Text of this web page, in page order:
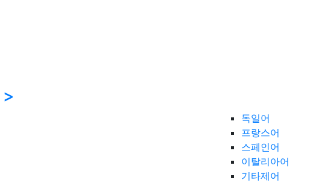
독일어
프랑스어
스페인어
이탈리아어
기타제어